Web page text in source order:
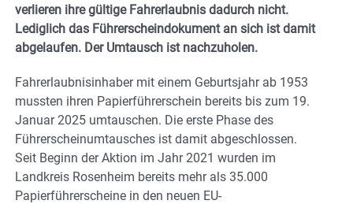
verlieren ihre gültige Fahrerlaubnis dadurch nicht.
Lediglich das Führerscheindokument an sich ist damit
abgelaufen. Der Umtausch ist nachzuholen.
Fahrerlaubnisinhaber mit einem Geburtsjahr ab 1953
mussten ihren Papierführerschein bereits bis zum 19.
Januar 2025 umtauschen. Die erste Phase des
Führerscheinumtausches ist damit abgeschlossen.
Seit Beginn der Aktion im Jahr 2021 wurden im
Landkreis Rosenheim bereits mehr als 35.000
Papierführerscheine in den neuen EU-